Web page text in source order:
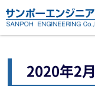
2020年2月